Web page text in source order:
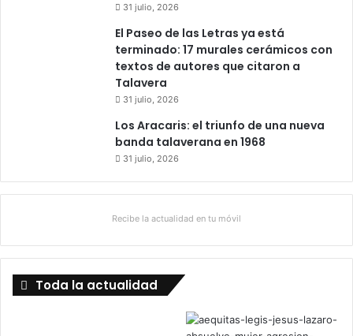
31 julio, 2026
El Paseo de las Letras ya está
terminado: 17 murales cerámicos con
textos de autores que citaron a
Talavera
31 julio, 2026
Los Aracaris: el triunfo de una nueva
banda talaverana en 1968
31 julio, 2026
Recibe la actualidad en tu móvil
Toda la actualidad